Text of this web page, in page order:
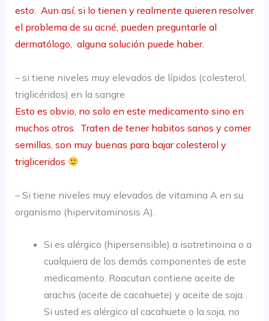
esto. Aun así, si lo tienen y realmente quieren resolver
el problema de su acné, pueden preguntarle al
dermatólogo, alguna solución puede haber.
– si tiene niveles muy elevados de lípidos (colesterol,
triglicéridos) en la sangre
Esto es obvio, no solo en este medicamento sino en
muchos otros. Traten de tener habitos sanos y comer
semillas, son muy buenas para bajar colesterol y
trigliceridos
– Si tiene niveles muy elevados de vitamina A en su
organismo (hipervitaminosis A).
Si es alérgico (hipersensible) a isotretinoina o a
cualquiera de los demás componentes de este
medicamento. Roacutan contiene aceite de
arachis (aceite de cacahuete) y aceite de soja.
Si usted es alérgico al cacahuete o la soja, no